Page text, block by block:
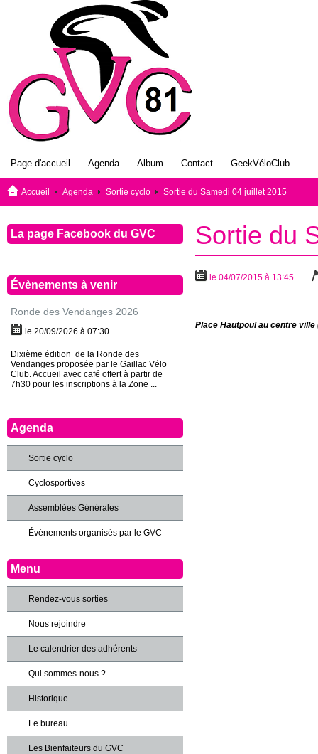
Page d'accueil Agenda Album Contact GeekVéloClub
Accueil Agenda Sortie cyclo Sortie du Samedi 04 juillet 2015
Sortie du
le 04/07/2015 à 13:45
Place Hautpoul au centre ville
La page Facebook du GVC
Évènements à venir
Ronde des Vendanges 2026
le 20/09/2026 à 07:30
Dixième édition de la Ronde des
Vendanges proposée par le Gaillac Vélo
Club. Accueil avec café offert à partir de
7h30 pour les inscriptions à la Zone ...
Agenda
Sortie cyclo
Cyclosportives
Assemblées Générales
Événements organisés par le GVC
Menu
Rendez-vous sorties
Nous rejoindre
Le calendrier des adhérents
Qui sommes-nous ?
Historique
Le bureau
Les Bienfaiteurs du GVC